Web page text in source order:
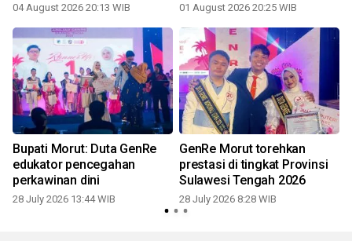
04 August 2026 20:13 WIB 01 August 2026 20:25 WIB
Bupati Morut: Duta GenRe
edukator pencegahan
perkawinan dini
28 July 2026 13:44 WIB
GenRe Morut torehkan
prestasi di tingkat Provinsi
Sulawesi Tengah 2026
28 July 2026 8:28 WIB